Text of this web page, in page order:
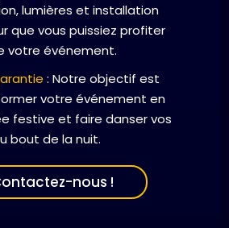
lumières et installation
que vous puissiez profiter
votre événement.
: Notre objectif est
votre événement en
festive et faire danser vos
bout de la nuit.
nous !